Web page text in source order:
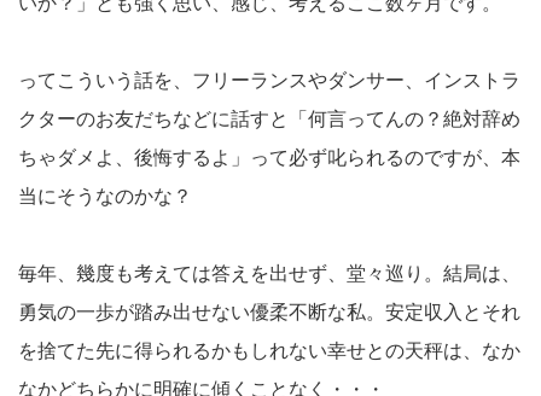
ってこういう話を、フリーランスやダンサー、インストラ
クターのお友だちなどに話すと「何言ってんの？絶対辞め
ちゃダメよ、後悔するよ」って必ず叱られるのですが、本
当にそうなのかな？
毎年、幾度も考えては答えを出せず、堂々巡り。結局は、
勇気の一歩が踏み出せない優柔不断な私。安定収入とそれ
を捨てた先に得られるかもしれない幸せとの天秤は、なか
なかどちらかに明確に傾くことなく・・・